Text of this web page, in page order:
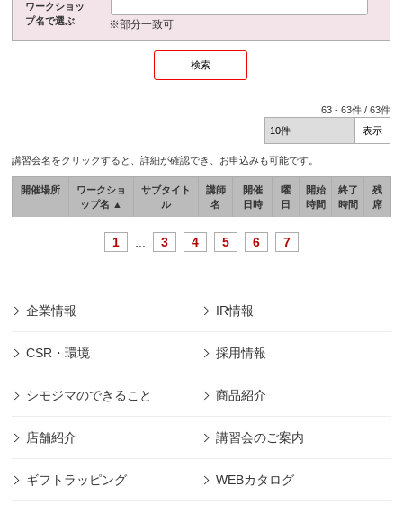
ワークショッ
プ名で選ぶ
※部分一致可
63 -63件 /63件
講習会名をクリックすると、詳細が確認でき、お申込みも可能です。
開催場所
ワークショ
ップ名 ▲
サブタイト
ル
講師
名
開催
日時
曜
日
開始
時間
終了
時間
残
席
1 3 4 5 6 7
企業情報 IR情報
CSR・環境 採用情報
シモジマのできること 商品紹介
店舗紹介 講習会のご案内
ギフトラッピング WEBカタログ